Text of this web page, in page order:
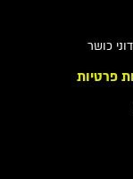
כושר
פרטיות